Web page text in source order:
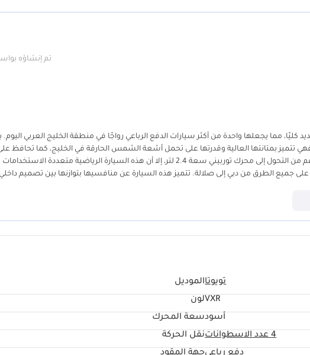
تم إنشاؤه
2025 هذه بداية جيل جديد كليًا، مما يجعلها واحدة من أكثر سيارات الدفع الرباعي رواجًا في منطقة الخليج العربي
فهي تتميز بمتانتها العالية وقدرتها على تحمل أشعة الشمس الحارقة في الخليج، كما تحافظ
البيع بشكل أفضل من الألوان الأخرى. على الرغم من التحول إلى محرك توربيني سعة 2.4 لتر، إلا أن هذه السيارة
جميع الطرق من دبي إلى صلالة. تتميز هذه السيارة عن منافسيها بتوازنها بين تصميم
مع الحفاظ على مكانتها ضمن سلسلة سيارات معروفة بسهولة صيانتها. أهم ما يُفكر فيه
تويوتاالموديل
VXRلون
أسودسعة المحرك
4عدد الاسطواناتنقل الحركة
دفع رباعيجهة المقود